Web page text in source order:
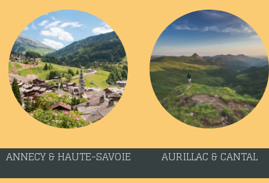
ANNECY & HAUTE-SAVOIE AURILLAC & CANTAL